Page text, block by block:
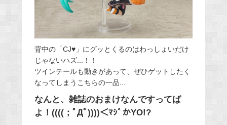
背中の「CJ♥」にグッとくるのはわっしょいだけ
じゃないハズ...！！
ツインテールも動きがあって、ぜひゲットしたく
なってしまうこちらの一品...
なんと、雑誌のおまけなんですってば
よ！((((；ﾟДﾟ))))＜ﾏｼﾞかYO!?